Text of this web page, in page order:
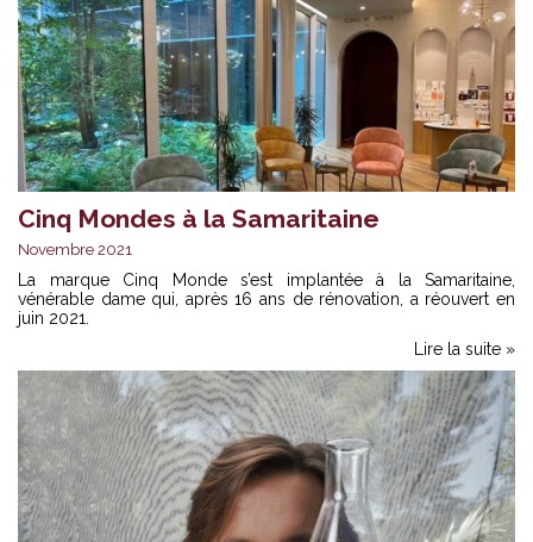
Cinq Mondes à la Samaritaine
Novembre 2021
La marque Cinq Monde s’est implantée à la Samaritaine,
vénérable dame qui, après 16 ans de rénovation, a réouvert en
juin 2021.
Lire la suite »